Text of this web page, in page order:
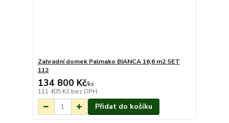
Zahradní domek Palmako BIANCA 16,6 m2 SET
112
134 800 Kč/ks
111 405 Kč bez DPH
Přidat do košíku